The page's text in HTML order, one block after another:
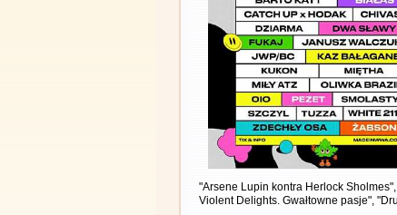
"Arsene Lupin kontra Herlock
Violent Delights. Gwałtowne pasje",